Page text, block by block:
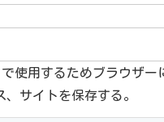
使用するためブラウザー
サイトを保存する。